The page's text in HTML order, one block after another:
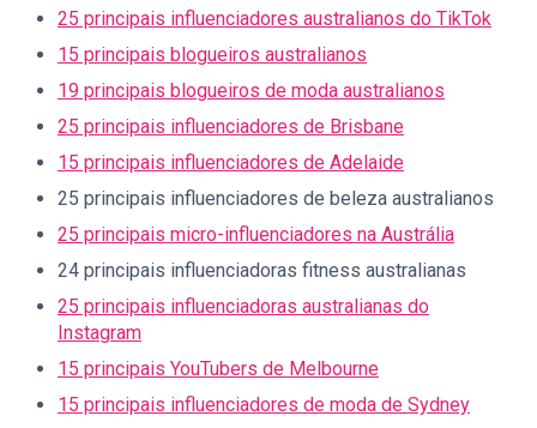
25 principais influenciadores australianos do TikTok
15 principais blogueiros australianos
19 principais blogueiros de moda australianos
25 principais influenciadores de Brisbane
15 principais influenciadores de Adelaide
25 principais influenciadores de beleza australianos
25 principais micro-influenciadores na Austrália
24 principais influenciadoras fitness australianas
25 principais influenciadoras australianas do
Instagram
15 principais YouTubers de Melbourne
15 principais influenciadores de moda de Sydney